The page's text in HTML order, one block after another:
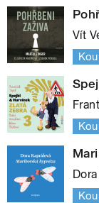
Vít